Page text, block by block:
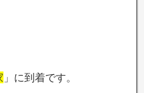
」に到着です。